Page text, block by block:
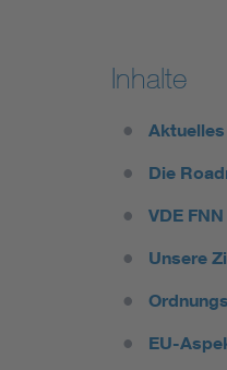
Inhalte
Aktuelles
Die
VDE
Unsere
EU-